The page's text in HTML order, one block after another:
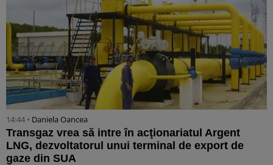
14:44 • Daniela Oancea
Transgaz vrea să intre în acţionariatul Argent
LNG, dezvoltatorul unui terminal de export de
gaze din SUA